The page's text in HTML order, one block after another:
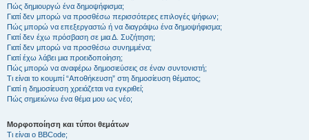
Πώς δημιουργώ ένα δημοψήφισμα;
Γιατί δεν μπορώ να προσθέσω περισσότερες επιλογές ψήφων;
Πώς μπορώ να επεξεργαστώ ή να διαγράψω ένα δημοψήφισμα;
Γιατί δεν έχω πρόσβαση σε μια Δ. Συζήτηση;
Γιατί δεν μπορώ να προσθέσω συνημμένα;
Γιατί έχω λάβει μια προειδοποίηση;
Πώς μπορώ να αναφέρω δημοσιεύσεις σε έναν συντονιστή;
Τι είναι το κουμπί “Αποθήκευση” στη δημοσίευση θέματος;
Γιατί η δημοσίευση χρειάζεται να εγκριθεί;
Πώς σημειώνω ένα θέμα μου ως νέο;
Μορφοποίηση και τύποι θεμάτων
Τι είναι ο BBCode;